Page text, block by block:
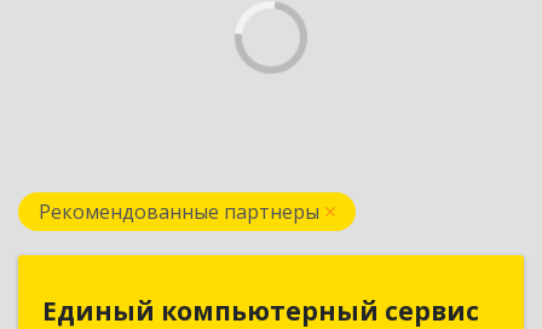
Рекомендованные партнеры
Единый компьютерный сервис
Единый компьютерный сервис